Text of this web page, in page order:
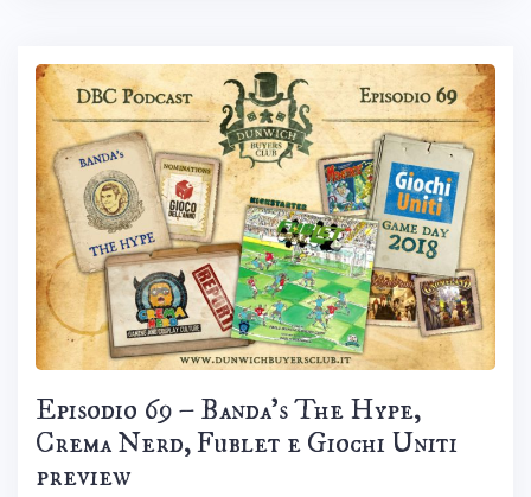
Episodio 69 – Banda’s The Hype,
Crema Nerd, Fublet e Giochi Uniti
preview